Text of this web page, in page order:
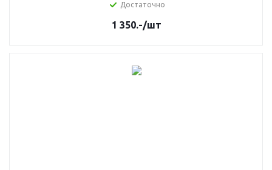
Достаточно
1 350.-/шт